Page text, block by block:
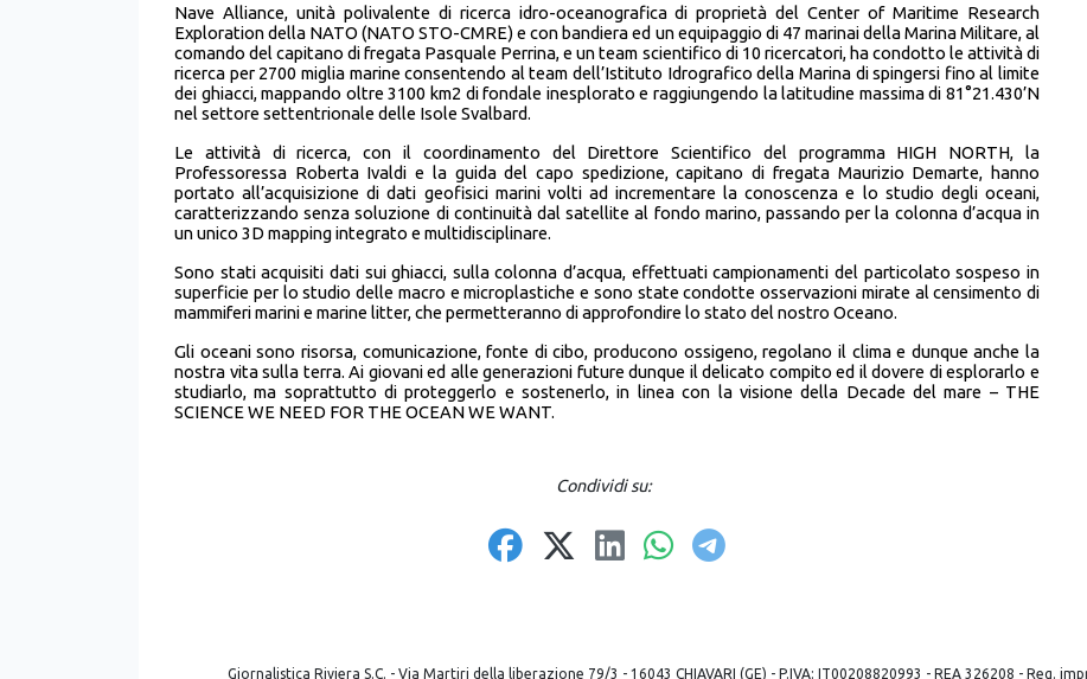
Nave Alliance, unità polivalente di ricerca idro-oceanografica di proprietà del Center of Maritime Research
Exploration della NATO (NATO STO-CMRE) e con bandiera ed un equipaggio di 47 marinai della Marina Militare, al
comando del capitano di fregata Pasquale Perrina, e un team scientifico di 10 ricercatori, ha condotto le attività di
ricerca per 2700 miglia marine consentendo al team dell’Istituto Idrografico della Marina di spingersi fino al limite
dei ghiacci, mappando oltre 3100 km2 di fondale inesplorato e raggiungendo la latitudine massima di 81°21.430’N
nel settore settentrionale delle Isole Svalbard.
Le attività di ricerca, con il coordinamento del Direttore Scientifico del programma HIGH NORTH, la
Professoressa Roberta Ivaldi e la guida del capo spedizione, capitano di fregata Maurizio Demarte, hanno
portato all’acquisizione di dati geofisici marini volti ad incrementare la conoscenza e lo studio degli oceani,
caratterizzando senza soluzione di continuità dal satellite al fondo marino, passando per la colonna d’acqua in
un unico 3D mapping integrato e multidisciplinare.
Sono stati acquisiti dati sui ghiacci, sulla colonna d’acqua, effettuati campionamenti del particolato sospeso in
superficie per lo studio delle macro e microplastiche e sono state condotte osservazioni mirate al censimento di
mammiferi marini e marine litter, che permetteranno di approfondire lo stato del nostro Oceano.
Gli oceani sono risorsa, comunicazione, fonte di cibo, producono ossigeno, regolano il clima e dunque anche la
nostra vita sulla terra. Ai giovani ed alle generazioni future dunque il delicato compito ed il dovere di esplorarlo e
studiarlo, ma soprattutto di proteggerlo e sostenerlo, in linea con la visione della Decade del mare – THE
SCIENCE WE NEED FOR THE OCEAN WE WANT.
Condividi su:
Giornalistica Riviera S.C. - Via Martiri della liberazione 79/3 - 16043 CHIAVARI (GE) - P.IVA: IT00208820993 - REA 326208 - Reg.